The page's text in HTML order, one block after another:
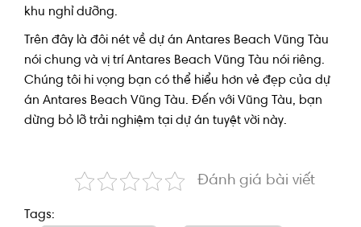
khu nghỉ dưỡng.
Trên đây là đôi nét về dự án Antares Beach Vũng Tàu
nói chung và vị trí Antares Beach Vũng Tàu nói riêng.
Chúng tôi hi vọng bạn có thể hiểu hơn vẻ đẹp của dự
án Antares Beach Vũng Tàu. Đến với Vũng Tàu, bạn
dừng bỏ lỡ trải nghiệm tại dự án tuyệt vời này.
Đánh giá bài viết
Tags: